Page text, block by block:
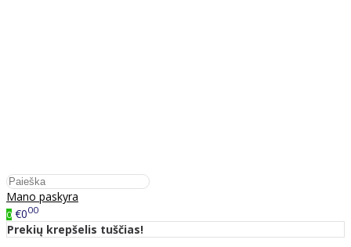
Mano paskyra
0 €000
Prekių krepšelis tuščias!